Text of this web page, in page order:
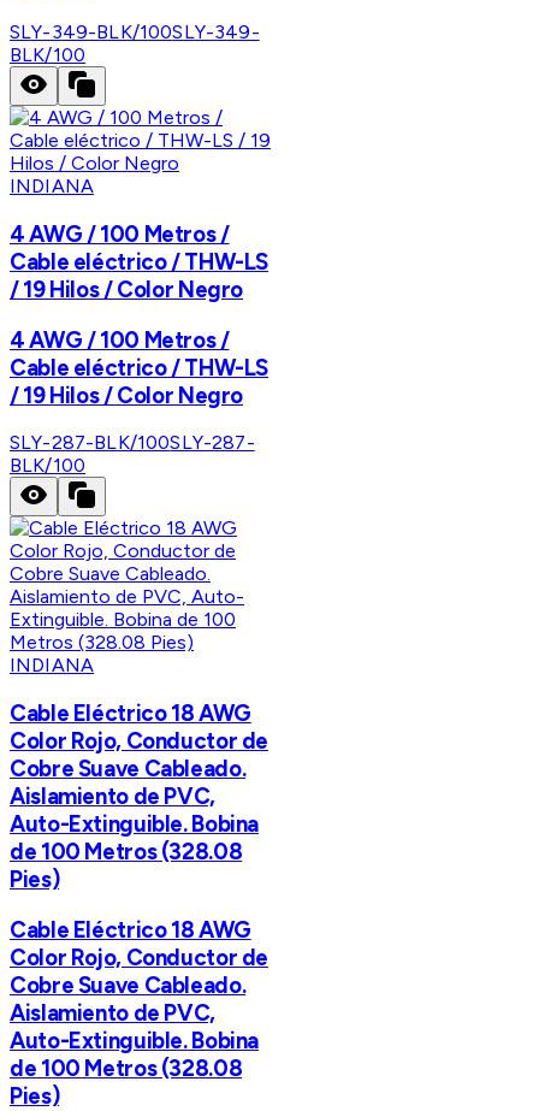
SLY-349-BLK/100SLY-349-
BLK/100
INDIANA
4 AWG / 100 Metros /
Cable eléctrico / THW-LS
/ 19 Hilos / Color Negro
4 AWG / 100 Metros /
Cable eléctrico / THW-LS
/ 19 Hilos / Color Negro
SLY-287-BLK/100SLY-287-
BLK/100
INDIANA
Cable Eléctrico 18 AWG
Color Rojo, Conductor de
Cobre Suave Cableado.
Aislamiento de PVC,
Auto-Extinguible. Bobina
de 100 Metros (328.08
Pies)
Cable Eléctrico 18 AWG
Color Rojo, Conductor de
Cobre Suave Cableado.
Aislamiento de PVC,
Auto-Extinguible. Bobina
de 100 Metros (328.08
Pies)